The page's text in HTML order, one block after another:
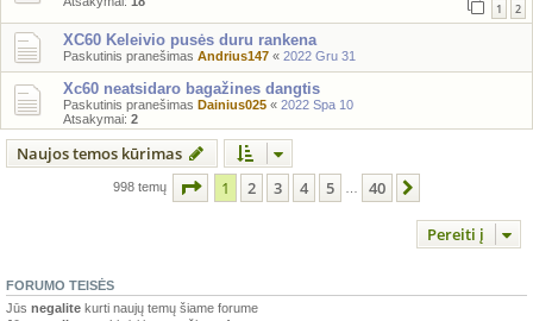
1 2
XC60 Keleivio pusės duru rankena
Paskutinis pranešimas Andrius147 « 2022 Gru 31
Xc60 neatsidaro bagažines dangtis
Paskutinis pranešimas Dainius025 « 2022 Spa 10
Atsakymai: 2
Naujos temos kūrimas
998 temų Puslapis 1iš 40
1 2 3 4 5 40
Pereiti į
FORUMO TEISĖS
Jūs negalite kurti naujų temų šiame forume